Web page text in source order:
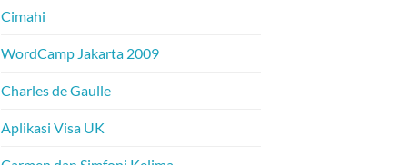
Cimahi
WordCamp Jakarta 2009
Charles de Gaulle
Aplikasi Visa UK